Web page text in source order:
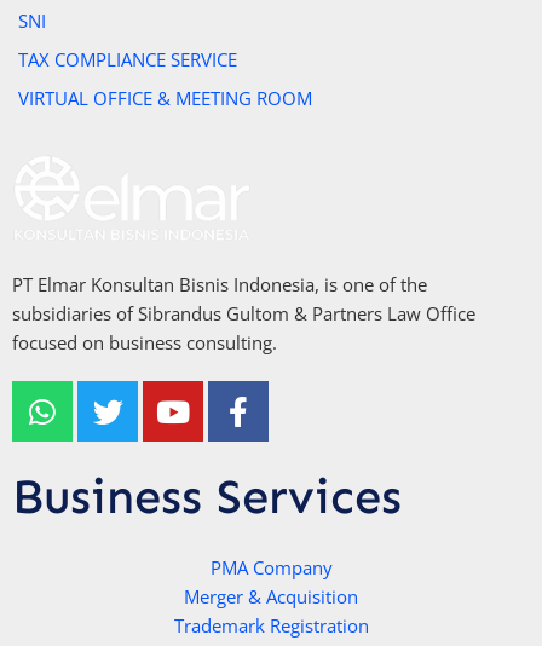
SNI
TAX COMPLIANCE SERVICE
VIRTUAL OFFICE & MEETING ROOM
PT Elmar Konsultan Bisnis Indonesia, is one of the
subsidiaries of Sibrandus Gultom & Partners Law Office
focused on business consulting.
W
h
a
t
s
T
w
i
t
t
Y
o
u
t
u
F
a
c
e
b
o
k
-
Business Services
PMA Company
Merger & Acquisition
Trademark Registration